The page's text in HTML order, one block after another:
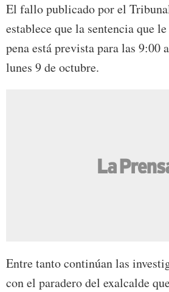
El fallo publicado por el
establece que la sentencia que
pena está prevista para las 9:00
lunes 9 de octubre.
Entre tanto continúan las
con el paradero del exalcalde